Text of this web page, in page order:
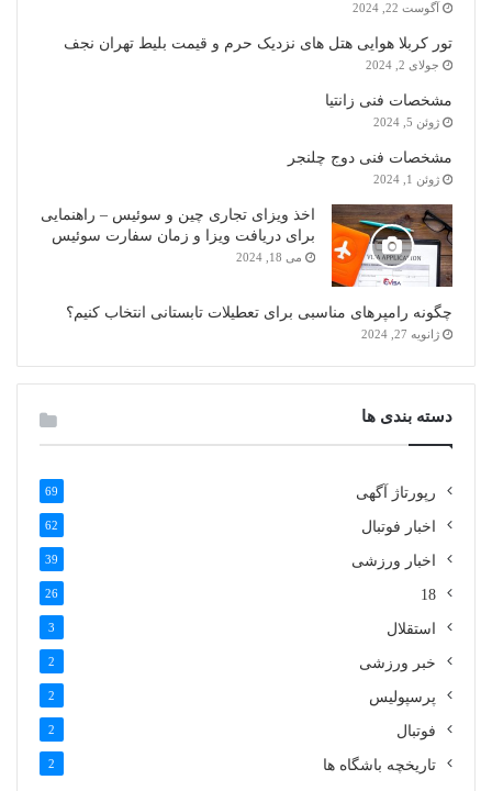
آگوست 22, 2024
تور کربلا هوایی هتل های نزدیک حرم و قیمت بلیط تهران نجف
جولای 2, 2024
مشخصات فنی زانتیا
ژوئن 5, 2024
مشخصات فنی دوج چلنجر
ژوئن 1, 2024
اخذ ویزای تجاری چین و سوئیس – راهنمایی
برای دریافت ویزا و زمان سفارت سوئیس
می 18, 2024
چگونه رامپرهای مناسبی برای تعطیلات تابستانی انتخاب کنیم؟
ژانویه 27, 2024
دسته بندی ها
رپورتاژ آگهی 69
اخبار فوتبال 62
اخبار ورزشی 39
18
26
استقلال 3
خبر ورزشی 2
پرسپولیس 2
فوتبال 2
تاریخچه باشگاه ها 2